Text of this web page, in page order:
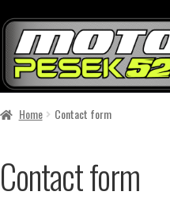
Skip
to
navigation
Skip
to
content
Home Contact form
Contact form